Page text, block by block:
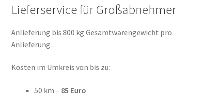
Lieferservice für Großabnehmer
Anlieferung bis 800 kg Gesamtwarengewicht pro
Anlieferung.
Kosten im Umkreis von bis zu:
50 km – 85 Euro